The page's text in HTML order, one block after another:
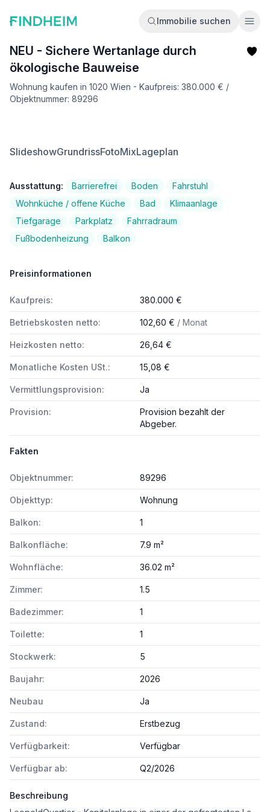
Immobilie suchen
NEU - Sichere Wertanlage durch
ökologische Bauweise
Wohnung kaufen in 1020 Wien - Kaufpreis: 380.000 € /
Objektnummer: 89296
SlideshowGrundrissFotoMixLageplan
Ausstattung: Barrierefrei Boden
Fahrstuhl
Wohnküche / offene Küche
Bad
Klimaanlage
Tiefgarage
Parkplatz
Fahrradraum
Fußbodenheizung
Balkon
Preisinformationen
Kaufpreis: 380.000 €
Betriebskosten netto: 102,60 € / Monat
Heizkosten netto: 26,64 €
Monatliche Kosten USt.: 15,08 €
Vermittlungsprovision: Ja
Provision:
Provision bezahlt der
Abgeber.
Fakten
Objektnummer: 89296
Objekttyp: Wohnung
Balkon: 1
Balkonfläche: 7.9 m²
Wohnfläche: 36.02 m²
Zimmer: 1.5
Badezimmer: 1
Toilette: 1
Stockwerk: 5
Baujahr: 2026
Neubau Ja
Zustand: Erstbezug
Verfügbarkeit: Verfügbar
Verfügbar ab: Q2/2026
Beschreibung